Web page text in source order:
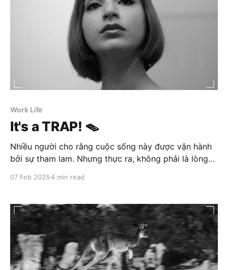
Work Life
It's a TRAP! 🪤
Nhiều người cho rằng cuộc sống này được vận hành
bởi sự tham lam. Nhưng thực ra, không phải là lòng
không phải cứ giàu hơn là chúng ta sẽ hạnh phúc
07 Feb 20254 min read